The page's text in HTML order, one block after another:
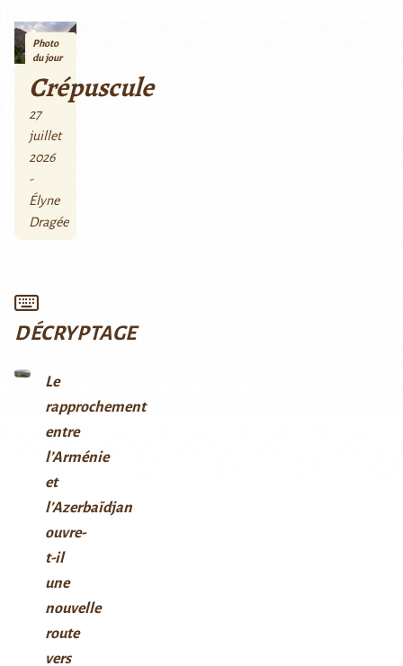
Photo
du jour
Crépuscule
27
juillet
2026
-
Élyne
Dragée
DÉCRYPTAGE
Le
rapprochement
entre
l’Arménie
et
l’Azerbaïdjan
ouvre-
t-il
une
nouvelle
route
vers